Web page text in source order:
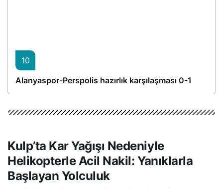
10
Alanyaspor-Perspolis hazırlık karşılaşması 0-1
Kulp’ta Kar Yağışı Nedeniyle
Helikopterle Acil Nakil: Yanıklarla
Başlayan Yolculuk